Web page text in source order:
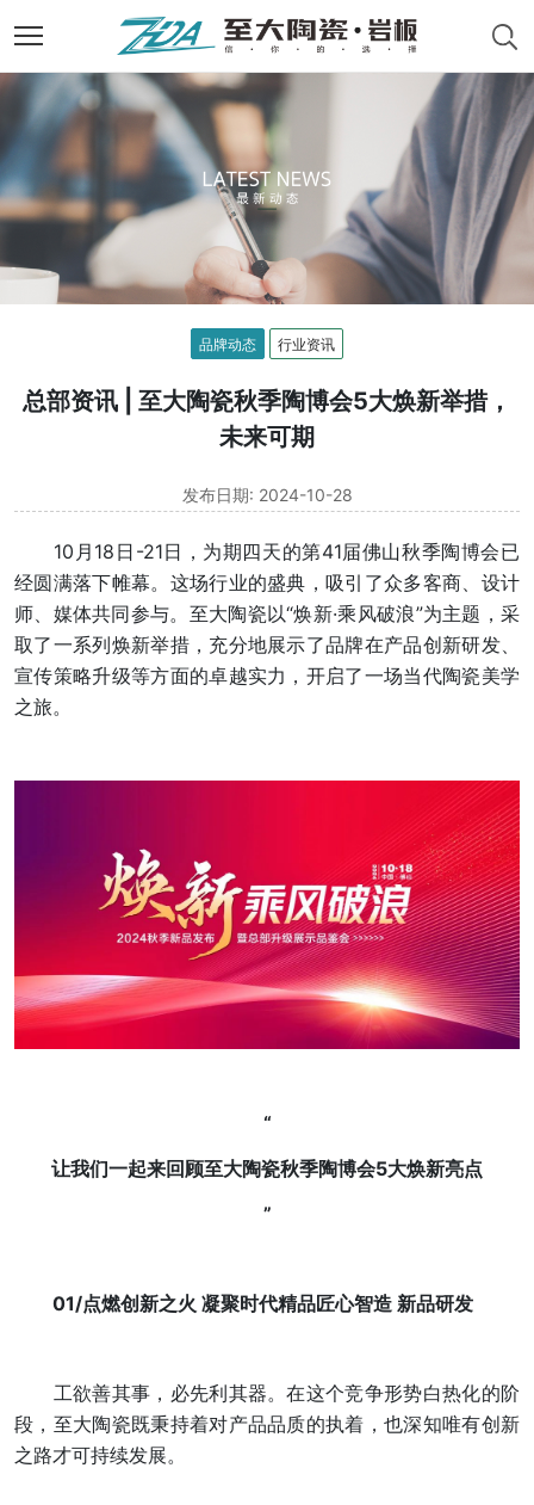
品牌动态 行业资讯
总部资讯 | 至大陶瓷秋季陶博会5大焕新举措，
未来可期
发布日期: 2024-10-28
10月18日-21日，为期四天的第41届佛山秋季陶博会已
经圆满落下帷幕。这场行业的盛典，吸引了众多客商、设计
师、媒体共同参与。至大陶瓷以“焕新·乘风破浪”为主题，采
取了一系列焕新举措，充分地展示了品牌在产品创新研发、
宣传策略升级等方面的卓越实力，开启了一场当代陶瓷美学
之旅。
“
让我们一起来回顾至大陶瓷秋季陶博会5大焕新亮点
”
01/点燃创新之火 凝聚时代精品匠心智造 新品研发
工欲善其事，必先利其器。在这个竞争形势白热化的阶
段，至大陶瓷既秉持着对产品品质的执着，也深知唯有创新
之路才可持续发展。